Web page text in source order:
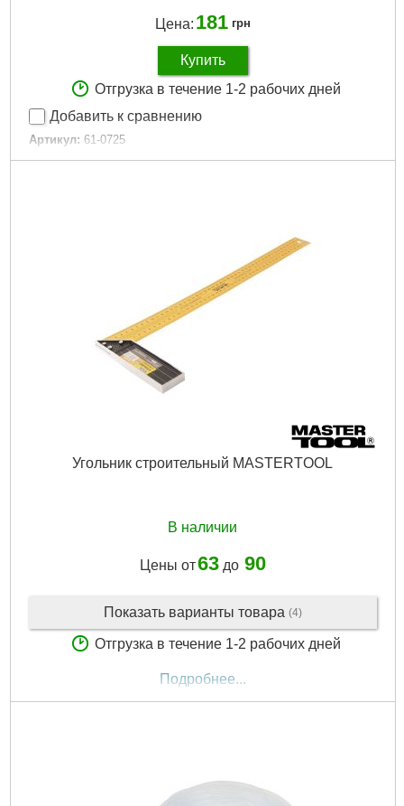
Цена: 181 грн
Купить
Отгрузка в течение 1-2 рабочих дней
Добавить к сравнению
Артикул: 61-0725
Код товара: 27.41.77
Подробнее...
Угольник строительный MASTERTOOL
В наличии
Цены от63до 90
Показать варианты товара (4)
Отгрузка в течение 1-2 рабочих дней
Подробнее...